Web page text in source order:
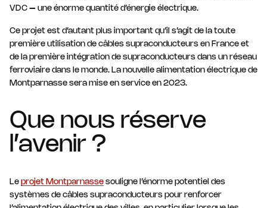
VDC – une énorme quantité d’énergie électrique.
Ce projet est d’autant plus important qu’il s’agit de la toute
première utilisation de câbles supraconducteurs en France et
de la première intégration de supraconducteurs dans un réseau
ferroviaire dans le monde. La nouvelle alimentation électrique de
Montparnasse sera mise en service en 2023.
Que nous réserve
l’avenir ?
Le projet Montparnasse souligne l’énorme potentiel des
systèmes de câbles supraconducteurs pour renforcer